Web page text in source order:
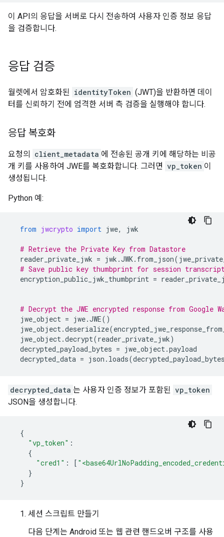
이 API의 응답을 서버로 다시 전송하여 사용자 인증 정보 응답
을 검증합니다.
응답 검증
월렛에서 암호화된 identityToken (JWT)을 반환하면 데이
터를 신뢰하기 전에 엄격한 서버 측 검증을 실행해야 합니다.
응답 복호화
요청의 client_metadata 에 전송된 공개 키에 해당하는 비공
개 키를 사용하여 JWE를 복호화합니다. 그러면 vp_token 이
생성됩니다.
Python 예:
from jwcrypto import jwe, jwk
# Retrieve the Private Key from Datastore
reader_private_jwk = jwk .JWK. from_json(
# Save public key thumbprint for session
encryption_public_jwk_thumbprint =
# Decrypt the JWE encrypted response from Google
jwe_object = jwe.JWE()
jwe_object.deserialize(
jwe_object.decrypt(reader_private_jwk)
decrypted_payload_bytes = jwe_object.payload
decrypted_data = json . loads(
decrypted_data 는 사용자 인증 정보가 포함된 vp_token
JSON을 생성합니다.
{
"vp_token" :
{
"cred1" : [
}
}
세션 스크립트 만들기
다음 단계는 Android 또는 웹 관련 핸드오버 구조를 사용